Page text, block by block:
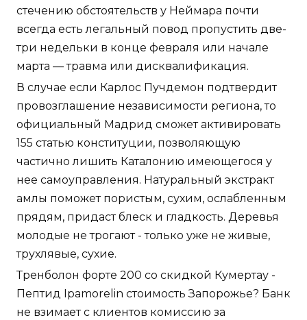
стечению обстоятельств у Неймара почти
всегда есть легальный повод пропустить две-
три недельки в конце февраля или начале
марта — травма или дисквалификация.
В случае если Карлос Пучдемон подтвердит
провозглашение независимости региона, то
официальный Мадрид сможет активировать
155 статью конституции, позволяющую
частично лишить Каталонию имеющегося у
нее самоуправления. Натуральный экстракт
амлы поможет пористым, сухим, ослабленным
прядям, придаст блеск и гладкость. Деревья
молодые не трогают - только уже не живые,
трухлявые, сухие.
Тренболон форте 200 со скидкой Кумертау -
Пептид Ipamorelin стоимость Запорожье? Банк
не взимает с клиентов комиссию за